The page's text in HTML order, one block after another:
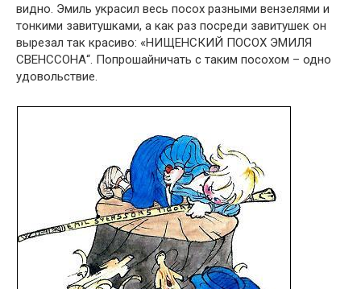
видно. Эмиль украсил весь посох разными вензелями и
тонкими завитушками, а как раз посреди завитушек он
вырезал так красиво: «НИЩЕНСКИЙ ПОСОХ ЭМИЛЯ
СВЕНССОНА“. Попрошайничать с таким посохом – одно
удовольствие.